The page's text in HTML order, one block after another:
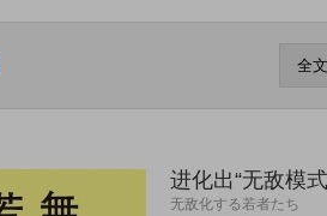
进化出“无敌模
无敌化する若者たち